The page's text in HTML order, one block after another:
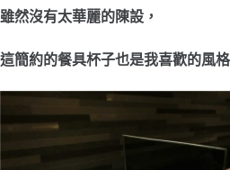
雖然沒有太華麗的陳設，
這簡約的餐具杯子也是我喜歡的風格